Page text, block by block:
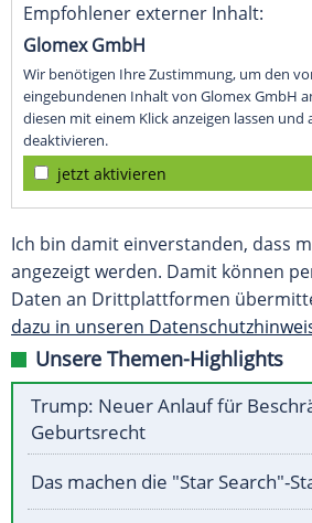
Empfohlener externer Inhalt:
Glomex GmbH
Wir benötigen Ihre Zustimmung, um den
eingebundenen Inhalt von Glomex GmbH
diesen mit einem Klick anzeigen lassen und
deaktivieren.
jetzt aktivieren
Ich bin damit einverstanden, dass
angezeigt werden. Damit können
Daten an Drittplattformen
dazu in unseren
Unsere Themen-Highlights
Trump: Neuer Anlauf für
Geburtsrecht
Das machen die "Star Search"-